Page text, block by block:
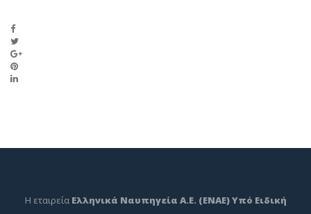
Η εταιρεία Ελληνικά Ναυπηγεία Α.Ε. (ΕΝΑΕ) Υπό Ειδική